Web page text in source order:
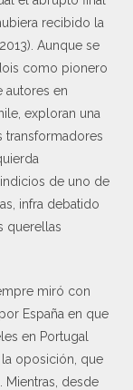
recibido la
Aunque se
como pionero
autores en
exploran una
transformadores
de uno de
infra debatido
querellas
miró con
España en que
en Portugal
oposición, que
desde